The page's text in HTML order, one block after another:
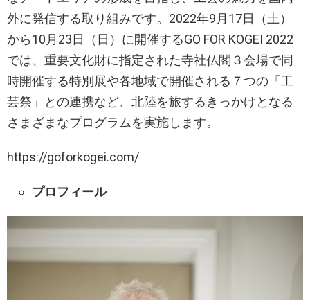
外に発信する取り組みです。2022年9月17日（土）
から10月23日（日）に開催するGO FOR KOGEI 2022
では、重要文化財に指定された寺社仏閣３会場で同
時開催する特別展や各地域で開催される７つの「工
芸祭」との連携など、北陸を旅するきっかけとなる
さまざまなプログラムを実施します。
https://goforkogei.com/
プロフィール